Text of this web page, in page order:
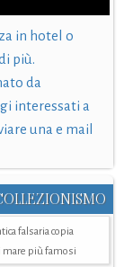
in hotel o
più.
da
interessati a
una e mail
falsaria copia
mare più famosi